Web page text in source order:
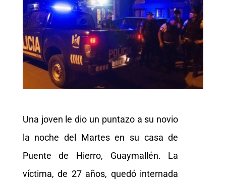
Una joven le dio un puntazo a su novio
la noche del Martes en su casa de
Puente de Hierro, Guaymallén. La
víctima, de 27 años, quedó internada